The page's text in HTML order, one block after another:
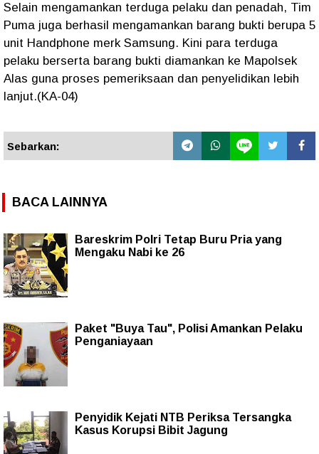
Selain mengamankan terduga pelaku dan penadah, Tim
Puma juga berhasil mengamankan barang bukti berupa 5
unit Handphone merk Samsung. Kini para terduga
pelaku berserta barang bukti diamankan ke Mapolsek
Alas guna proses pemeriksaan dan penyelidikan lebih
lanjut.(KA-04)
Sebarkan:
BACA LAINNYA
Bareskrim Polri Tetap Buru Pria yang
Mengaku Nabi ke 26
Paket "Buya Tau", Polisi Amankan Pelaku
Penganiayaan
Penyidik Kejati NTB Periksa Tersangka
Kasus Korupsi Bibit Jagung